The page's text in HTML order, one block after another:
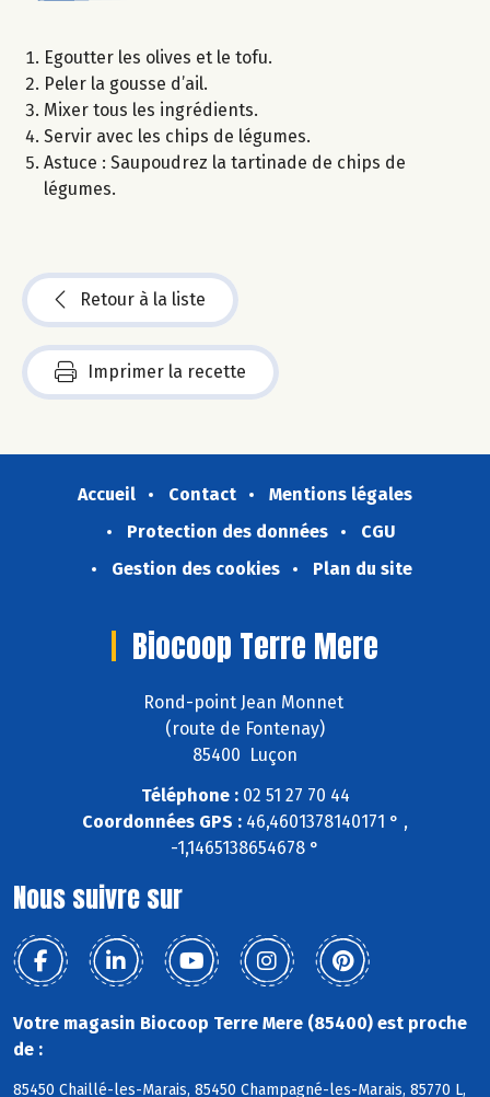
Egoutter les olives et le tofu.
Peler la gousse d’ail.
Mixer tous les ingrédients.
Servir avec les chips de légumes.
Astuce : Saupoudrez la tartinade de chips de
légumes.
Retour à la liste
Imprimer la recette
Accueil Contact
Mentions légales
Protection des données
CGU
Gestion des cookies
Plan du site
Biocoop Terre Mere
Rond-point Jean Monnet
(route de Fontenay)
85400 Luçon
Téléphone :02 51 27 70 44
Coordonnées GPS : 46,4601378140171 ° ,
-1,1465138654678 °
Nous suivre sur
Votre magasin Biocoop Terre Mere (85400) est proche
de :
85450 Chaillé-les-Marais, 85450 Champagné-les-Marais, 85770 L,